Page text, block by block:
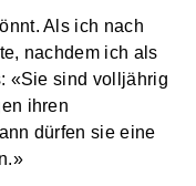
Als ich nach
nachdem ich als
«Sie sind volljährig
ihren
dürfen sie eine